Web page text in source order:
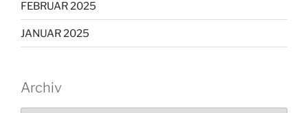
FEBRUAR 2025
JANUAR 2025
Archiv